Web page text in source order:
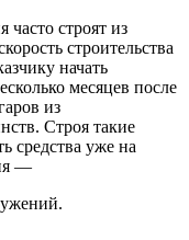
строят из
строительства
начать
месяцев после
из
Строя такие
средства уже на
—